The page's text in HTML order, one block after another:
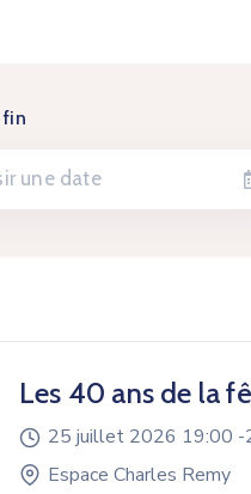
fin
Les 40 ans de la
25 juillet 2026 19:00 -
Espace Charles Remy